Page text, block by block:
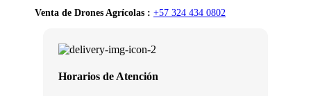
Venta de Drones Agrícolas : +57 324 434 0802
Horarios de Atención